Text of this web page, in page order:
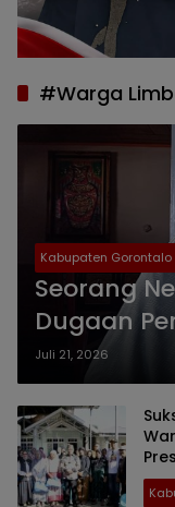
#Warga
Kabupaten Gorontalo
Seorang
Dugaan
Pengacara
Belum
Juli 21, 2026